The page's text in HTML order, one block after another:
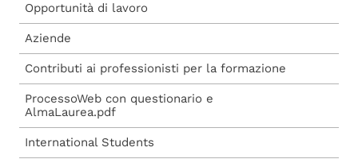
Opportunità di lavoro
Aziende
Contributi ai professionisti per la formazione
ProcessoWeb con questionario e
AlmaLaurea.pdf
International Students